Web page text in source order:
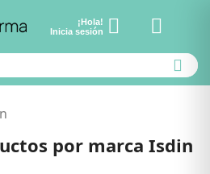
¡Hola!
Inicia sesión
Ver carrito
por marca Isdin